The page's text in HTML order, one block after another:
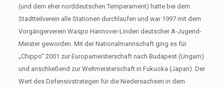
(und dem eher norddeutschen Temperament) hatte bei dem
Stadtteilverein alle Stationen durchlaufen und war 1997 mit dem
Vorgängerverein Waspo Hannover-Linden deutscher A-Jugend-
Meister geworden. Mit der Nationalmannschaft ging es für
„Chippo“ 2001 zur Europameisterschaft nach Budapest (Ungarn)
und anschließend zur Weltmeisterschaft in Fukuoka (Japan). Der
Wert des Defensivstrategen für die Niedersachsen in dem